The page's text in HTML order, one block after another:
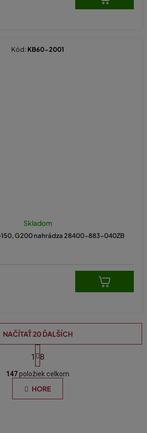
G200 nahrádza 28400-883-040ZB
Skladom
Kód: KB60-2001
O
v
l
á
NAČÍTAŤ 20 ĎALŠÍCH
S
t
r
á
n
k
o
1 8
147položiek celkom
HORE